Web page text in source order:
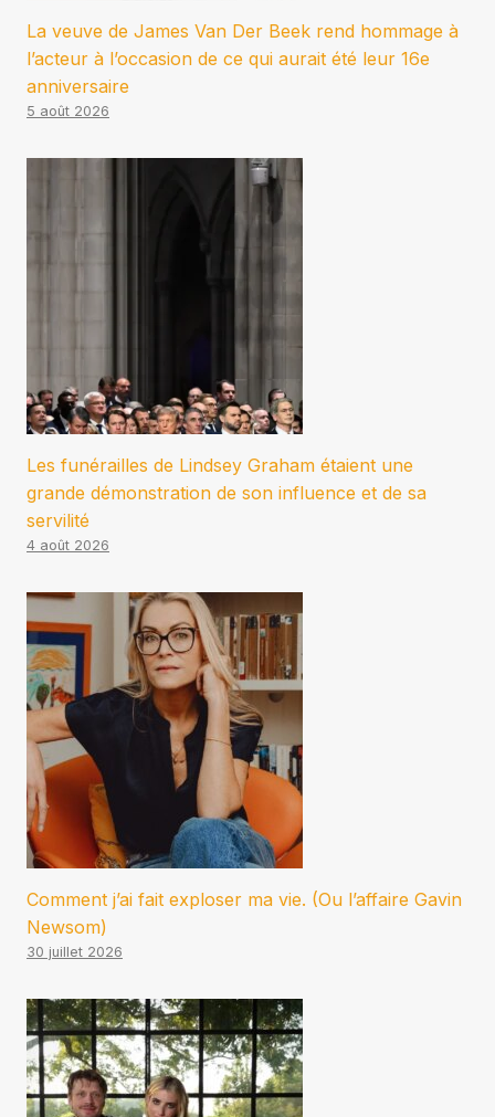
La veuve de James Van Der Beek rend hommage à
l’acteur à l’occasion de ce qui aurait été leur 16e
anniversaire
5 août 2026
Les funérailles de Lindsey Graham étaient une
grande démonstration de son influence et de sa
servilité
4 août 2026
Comment j’ai fait exploser ma vie. (Ou l’affaire Gavin
Newsom)
30 juillet 2026